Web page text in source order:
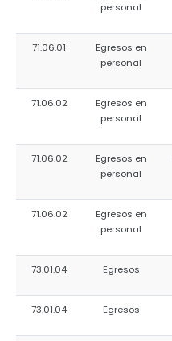
personal
71.06.01
Egresos en
personal
71.06.02
Egresos en
personal
71.06.02
Egresos en
personal
71.06.02
Egresos en
personal
73.01.04 Egresos
73.01.04 Egresos